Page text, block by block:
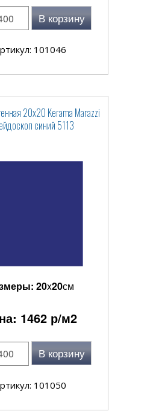
В корзину
101046
20x20 Kerama Marazzi
синий 5113
20x20см
1462 р/м2
В корзину
101050